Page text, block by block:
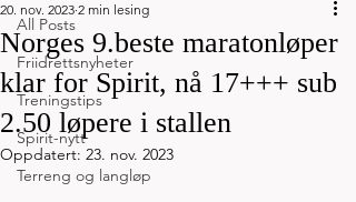
All Posts
Friidrettsnyheter
Treningstips
Spirit-nytt
Terreng og langløp
Norges 9.beste maratonløper
klar for Spirit, nå 17+++ sub
2.50 løpere i stallen
20. nov. 2023 2 min lesing
Oppdatert: 23. nov. 2023